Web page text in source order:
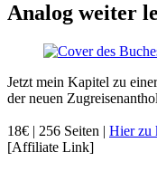
Analog weiter
Jetzt mein Kapitel zu
der neuen
18€ | 256 Seiten | Hier zu
[Affiliate Link]